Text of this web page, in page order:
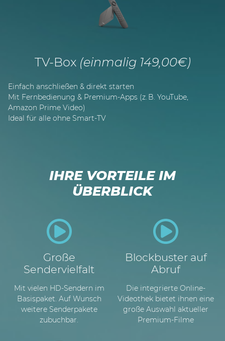
TV-Box (einmalig 149,00€)
Einfach anschließen & direkt starten
Mit Fernbedienung & Premium-Apps (z. B. YouTube,
Amazon Prime Video)
Ideal für alle ohne Smart-TV
IHRE VORTEILE IM
ÜBERBLICK
Große
Sendervielfalt
Mit vielen HD-Sendern im
Basispaket. Auf Wunsch
weitere Senderpakete
zubuchbar.
Blockbuster auf
Abruf
Die integrierte Online-
Videothek bietet ihnen eine
große Auswahl aktueller
Premium-Filme